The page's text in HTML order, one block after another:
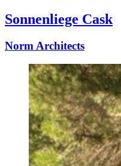
Sonnenliege Cask
Norm Architects